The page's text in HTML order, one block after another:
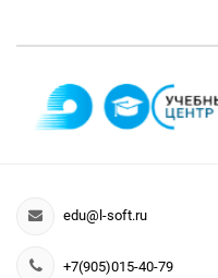
edu@l-soft.ru
+7(905)015-40-79